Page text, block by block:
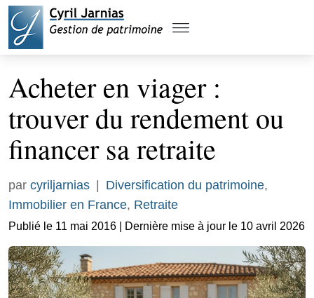
Acheter en viager :
trouver du rendement ou
financer sa retraite
par cyriljarnias Diversification du patrimoine,
Immobilier en France, Retraite
Publié le 11 mai 2016 | Dernière mise à jour le 10 avril 2026